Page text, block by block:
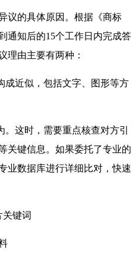
议的具体原因。根据《商标
通知后的15个工作日内完成答
理由主要有两种：
成近似，包括文字、图形等方
这时，需要重点核查对方引
关键信息。如果委托了专业的
业数据库进行详细比对，快速